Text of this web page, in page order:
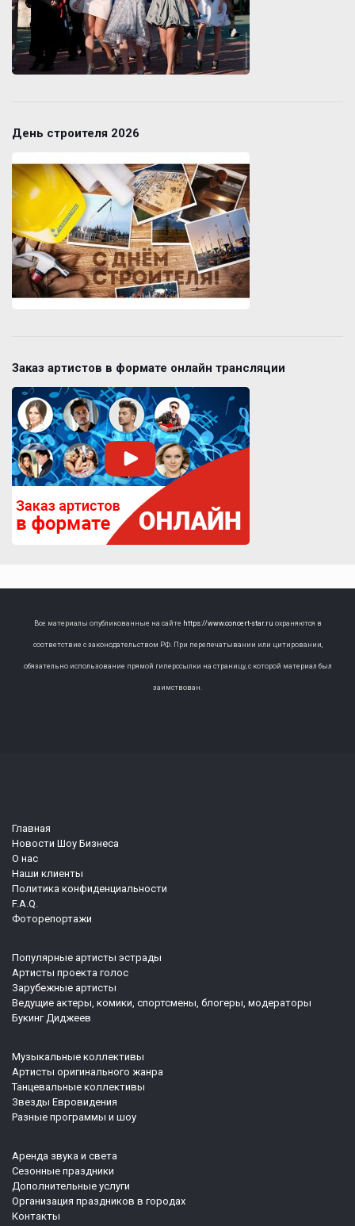
День строителя 2026
Заказ артистов в формате онлайн трансляции
Все материалы опубликованные на сайте https://www.concert-star.ru охраняются в
соответствие с законодательством РФ. При перепечатывании или цитировании,
обязательно использование прямой гиперссылки на страницу, с которой материал был
заимствован.
Главная
Новости Шоу Бизнеса
О нас
Наши клиенты
Политика конфиденциальности
F.A.Q.
Фоторепортажи
Популярные артисты эстрады
Артисты проекта голос
Зарубежные артисты
Ведущие актеры, комики, спортсмены, блогеры, модераторы
Букинг Диджеев
Музыкальные коллективы
Артисты оригинального жанра
Танцевальные коллективы
Звезды Евровидения
Разные программы и шоу
Аренда звука и света
Сезонные праздники
Дополнительные услуги
Организация праздников в городах
Контакты